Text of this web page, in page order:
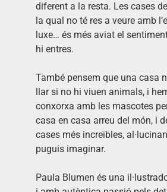
diferent a la resta. Les cases
la qual no té res a veure amb
luxe… és més aviat el
hi entres.
També pensem que una casa
llar si no hi viuen animals, i
conxorxa amb les mascotes
casa en casa arreu del món, i
cases més increïbles,
puguis imaginar.
Paula Blumen és una